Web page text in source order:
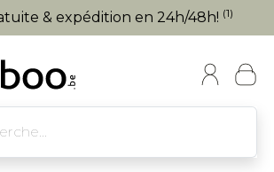
& expédition en 24h/48h! (1)